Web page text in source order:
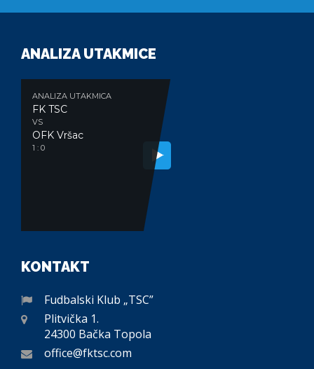
ANALIZA UTAKMICE
ANALIZA UTAKMICA
FK TSC
VS
OFK Vršac
1 : 0
KONTAKT
Fudbalski Klub „TSC”
Plitvička 1.
24300 Bačka Topola
office@fktsc.com